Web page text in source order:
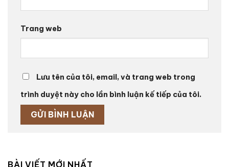
Trang web
Lưu tên của tôi, email, và trang web trong
trình duyệt này cho lần bình luận kế tiếp của tôi.
BÀI VIẾT MỚI NHẤT